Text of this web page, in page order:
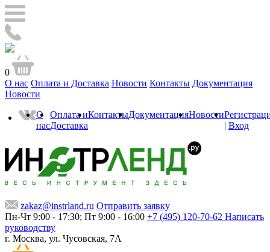
0
О нас Оплата и Доставка Новости Контакты Документация
Новости
О
нас
Оплата и
Доставка
КонтактыДокументацияНовости
| Вход
zakaz@instrland.ru Отправить заявку
Пн-Чт 9:00 - 17:30; Пт 9:00 - 16:00 +7 (495) 120-70-62 Написать
руководству
г. Москва, ул. Чусовская, 7А